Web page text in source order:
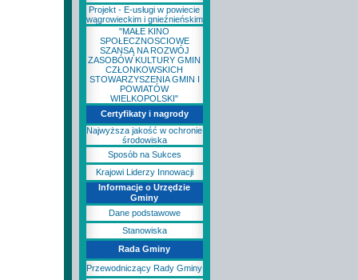
Projekt - E-usługi w powiecie
wągrowieckim i gnieźnieńskim
"MAŁE KINO
SPOŁECZNOSCIOWE
SZANSĄ NA ROZWÓJ
ZASOBÓW KULTURY GMIN
CZŁONKOWSKICH
STOWARZYSZENIA GMIN I
POWIATÓW
WIELKOPOLSKI"
Certyfikaty i nagrody
Najwyższa jakość w ochronie
środowiska
Sposób na Sukces
Krajowi Liderzy Innowacji
Informacje o Urzędzie
Gminy
Dane podstawowe
Stanowiska
Rada Gminy
Przewodniczący Rady Gminy